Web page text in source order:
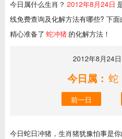
今日属什么生肖？ 2012年8月24日
线免费查询及化解方法有哪些? 下
精心准备了 蛇冲猪 的化解方法！
2012年8月24日
今日属：
前一日
今日蛇日冲猪，生肖猪犹豫怕事是